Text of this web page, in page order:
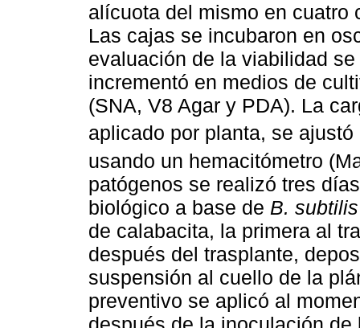
alícuota del mismo en cuatro
Las cajas se incubaron en
evaluación de la viabilidad
incrementó en medios de
(SNA, V8 Agar y PDA). La
aplicado por planta, se
usando un hemacitómetro
patógenos se realizó tres
biológico a base de B. subtilis
de calabacita, la primera al
después del trasplante,
suspensión al cuello de la
preventivo se aplicó al